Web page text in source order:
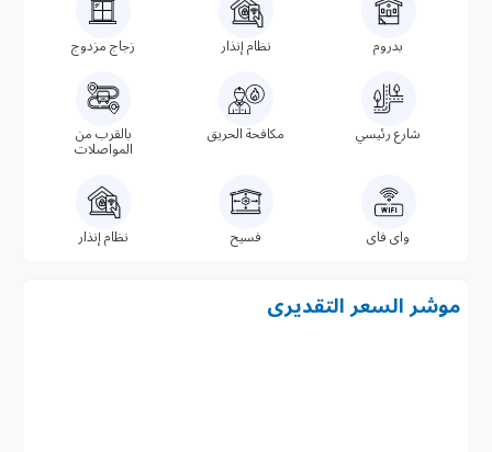
بدروم نظام إنذار زجاج مزدوج
شارع رئيسي مكافحة الحريق
بالقرب من
المواصلات
واى فاى فسيح نظام إنذار
موشر السعر التقديرى